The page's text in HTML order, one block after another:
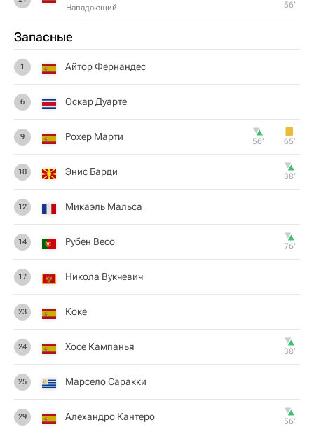
Нападающий 56‎’‎
Запасные
1 Айтор Фернандес
6 Оскар Дуарте
9 Рохер Марти 56‎’‎ 65‎’‎
10 Энис Барди 38‎’‎
12 Микаэль Мальса
14 Рубен Весо 76‎’‎
17 Никола Вукчевич
23 Коке
24 Хосе Кампанья 38‎’‎
25 Марсело Саракки
29 Алехандро Кантеро 56‎’‎